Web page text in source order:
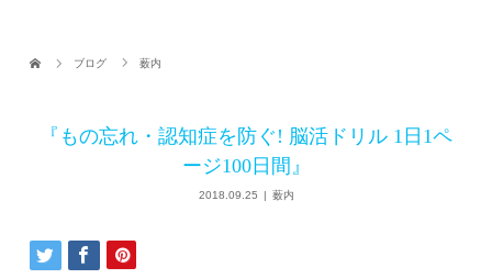
ブログ 薮内
『もの忘れ・認知症を防ぐ! 脳活ドリル 1日1ペ
ージ100日間』
2018.09.25 薮内